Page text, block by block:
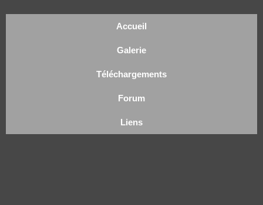
Accueil
Galerie
Téléchargements
Forum
Liens